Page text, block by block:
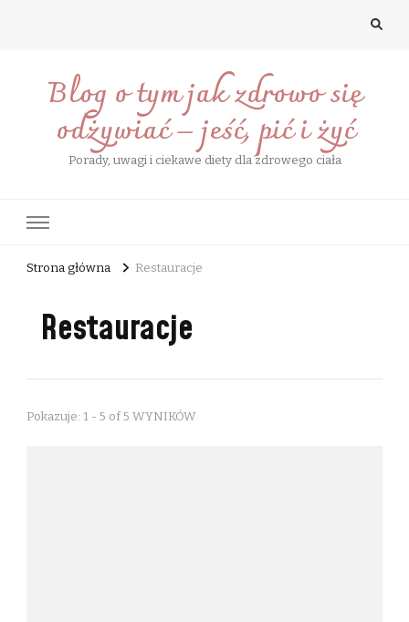
Blog o tym jak zdrowo się
odżywiać – jeść, pić i żyć
Porady, uwagi i ciekawe diety dla zdrowego ciała
Strona główna Restauracje
Restauracje
Pokazuje: 1 - 5 of 5 WYNIKÓW